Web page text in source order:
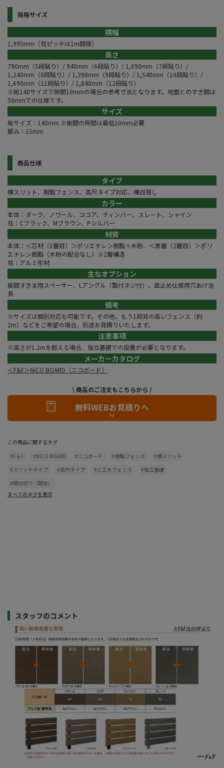
規格サイズ
横幅
1,995mm（柱ピッチは1m間隔）
高さ
790mm（5段貼り）/ 940mm（6段貼り）/ 1,090mm（7段貼り）/
1,240mm（8段貼り）/ 1,390mm（9段貼り）/ 1,540mm（10段貼り）/
1,690mm（11段貼り）/ 1,840mm（12段貼り）
※板140サイズで隙間10mmの場合の参考寸法となります。地面とのすき間は
50mmでの仕様です。
サイズ
板サイズ：140mm ※板間の隙間は最低10mm必要
厚み：15mm
商品仕様
タイプ
横スリット、樹脂フェンス、高尺タイプ対応、横目隠し
カラー
本体：ダーク、ノワール、ココア、ティンバー、スレート、シャイン
柱：Cブラック、Mブラウン、Pシルバー
材質
本体：＜芯材（1層目）＞ポリエチレン樹脂＋木粉、＜表層（2層目）＞ポリ
エチレン樹脂（木粉の配合なし）※2層構造
柱：アルミ形材
主なオプション
板間すきま用スペーサー、Lアングル（取付ネジ付）、直止め仕様用穴あけ治
具
備考
※サイズは個別対応も可能です。その他、もう1段背の高いフェンス（約
2m）などをご希望の場合、別途お見積りいたします。
注意事項
※高さが1.2mを超える場合、独立基礎での設置が必要となります。
メーカーカタログ
＜F&F＞NiCO BOARD（ニコボード）
\ 商品のご注文もこちらから /
無料WEBお見積りへ
この商品に関するタグ
#F＆F
#NICO BOARD #ニコボード #樹脂フェンス
#横スリット
#スリットタイプ
#高尺タイプ #人工木フェンス
#独立基礎
#間仕切り（間柱）
すべてのタグを表示
スタッフのコメント